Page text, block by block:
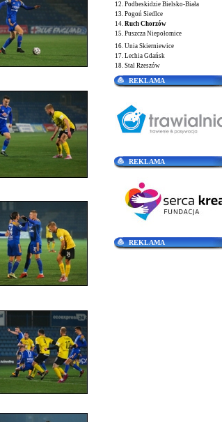
12. Podbeskidzie Bielsko-Biała
13. Pogoń Siedlce
14. Ruch Chorzów
15. Puszcza Niepołomice
16. Unia Skierniewice
17. Lechia Gdańsk
18. Stal Rzeszów
REKLAMA
REKLAMA
REKLAMA